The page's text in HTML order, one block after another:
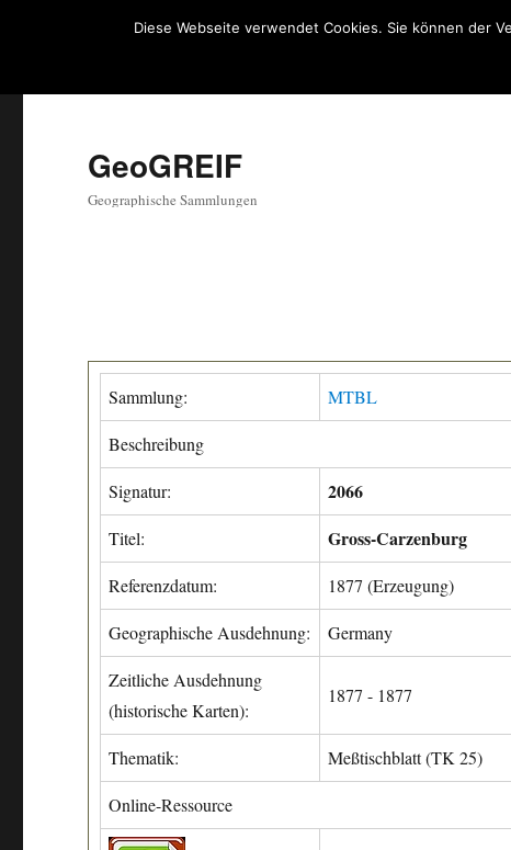
GeoGREIF
Geographische Sammlungen
Sammlung: MTBL
Beschreibung
Signatur: 2066
Titel: Gross-Carzenburg
Referenzdatum: 1877 (Erzeugung)
Geographische Ausdehnung: Germany
Zeitliche Ausdehnung
(historische Karten):
1877 - 1877
Thematik: Meßtischblatt (TK 25)
Online-Ressource
Diese Webseite verwendet Cookies. Sie können der